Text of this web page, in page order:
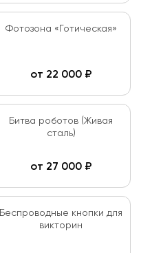
Фотозона «Готическая»
от 22 000₽
Битва роботов (Живая
сталь)
от 27 000₽
Беспроводные кнопки для
викторин